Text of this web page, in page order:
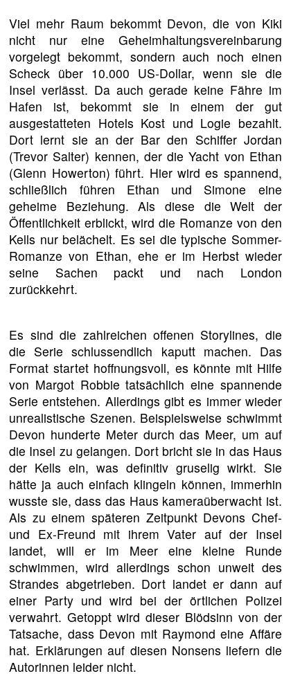
Viel mehr Raum bekommt Devon, die von Kiki
nicht nur eine Geheimhaltungsvereinbarung
vorgelegt bekommt, sondern auch noch einen
Scheck über 10.000 US-Dollar, wenn sie die
Insel verlässt. Da auch gerade keine Fähre im
Hafen ist, bekommt sie in einem der gut
ausgestatteten Hotels Kost und Logie bezahlt.
Dort lernt sie an der Bar den Schiffer Jordan
(Trevor Salter) kennen, der die Yacht von Ethan
(Glenn Howerton) führt. Hier wird es spannend,
schließlich führen Ethan und Simone eine
geheime Beziehung. Als diese die Welt der
Öffentlichkeit erblickt, wird die Romanze von den
Kells nur belächelt. Es sei die typische Sommer-
Romanze von Ethan, ehe er im Herbst wieder
seine Sachen packt und nach London
zurückkehrt.
Es sind die zahlreichen offenen Storylines, die
die Serie schlussendlich kaputt machen. Das
Format startet hoffnungsvoll, es könnte mit Hilfe
von Margot Robbie tatsächlich eine spannende
Serie entstehen. Allerdings gibt es immer wieder
unrealistische Szenen. Beispielsweise schwimmt
Devon hunderte Meter durch das Meer, um auf
die Insel zu gelangen. Dort bricht sie in das Haus
der Kells ein, was definitiv gruselig wirkt. Sie
hätte ja auch einfach klingeln können, immerhin
wusste sie, dass das Haus kameraüberwacht ist.
Als zu einem späteren Zeitpunkt Devons Chef-
und Ex-Freund mit ihrem Vater auf der Insel
landet, will er im Meer eine kleine Runde
schwimmen, wird allerdings schon unweit des
Strandes abgetrieben. Dort landet er dann auf
einer Party und wird bei der örtlichen Polizei
verwahrt. Getoppt wird dieser Blödsinn von der
Tatsache, dass Devon mit Raymond eine Affäre
hat. Erklärungen auf diesen Nonsens liefern die
Autorinnen leider nicht.